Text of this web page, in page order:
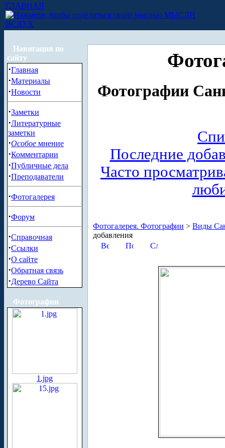
ГЛАВНАЯ
МЫСЛИ
ВСЛУХ
Навигация по
сайту
·Главная
·Материалы
·Новости
·Заметки
·Литературные
заметки
·Особое мнение
·Комментарии
·Публичные дела
·Преподаватели
·Фотогалерея
·Форум
·Справочная
·Ссылки
·О сайте
·Обратная связь
·Дерево Сайта
Фотографии
1.jpg
Фотографии
Последние
Часто
Фотогалерея. Фотографии > Виды
добавления